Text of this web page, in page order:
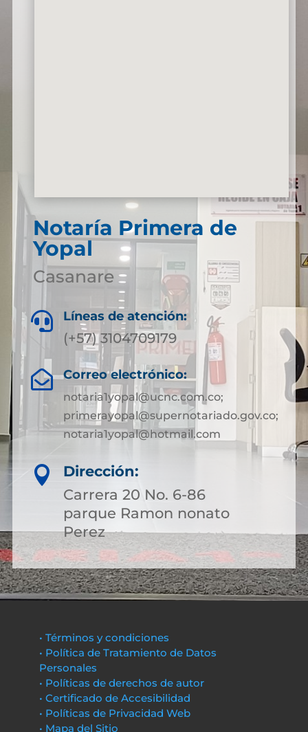
Notaría Primera de
Yopal
Casanare
 Líneas de atención:
(+57) 3104709179
 Correo electrónico:
notaria1yopal@ucnc.com.co;
primerayopal@supernotariado.gov.co;
notaria1yopal@hotmail.com

Dirección:
Carrera 20 No. 6-86
parque Ramon nonato
Perez
• Términos y condiciones
• Política de Tratamiento de Datos
Personales
• Políticas de derechos de autor
• Certificado de Accesibilidad
• Políticas de Privacidad Web
• Mapa del Sitio